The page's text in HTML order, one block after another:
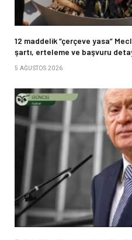
12 maddelik “çerçeve yasa”
şartı, erteleme ve başvuru
5 AĞUSTOS 2026